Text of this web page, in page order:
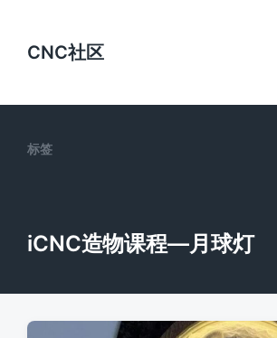
CNC社区
标签
iCNC造物课程—月球灯